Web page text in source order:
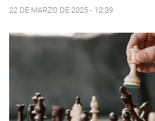
22 DE MARZO DE 2025 - 12:39